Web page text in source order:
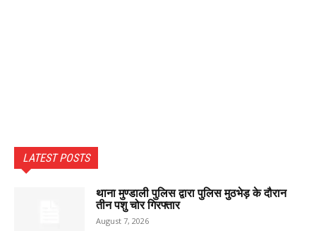
LATEST POSTS
थाना मुण्डाली पुलिस द्वारा पुलिस मुठभेड़ के दौरान
तीन पशु चोर गिरफ्तार
August 7, 2026